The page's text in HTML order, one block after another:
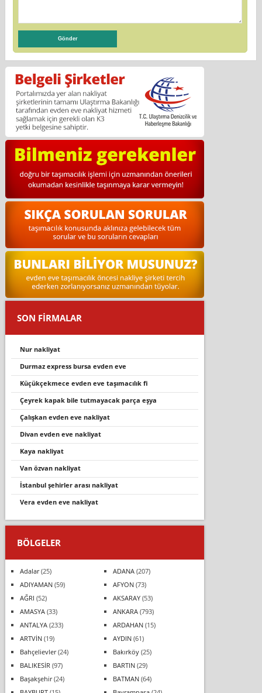
SON FİRMALAR
nur nakli̇yat
durmaz express bursa evden eve
küçükçekmece evden eve taşımacılık fi
çeyrek kapak bile tutmayacak parça eşya
çalışkan evden eve nakliyat
divan evden eve nakliyat
kaya nakliyat
van özvan nakliyat
i̇stanbul şehi̇rler arasi nakli̇yat
vera evden eve nakliyat
BÖLGELER
Adalar(25) ADANA(207)
ADIYAMAN(59) AFYON(73)
AĞRI (52) AKSARAY(53)
AMASYA(33) ANKARA(793)
ANTALYA(233) ARDAHAN(15)
ARTVİN(19) AYDIN(61)
Bahçelievler(24) Bakırköy(25)
BALIKESİR (97) BARTIN(29)
Başakşehir(24) BATMAN(64)